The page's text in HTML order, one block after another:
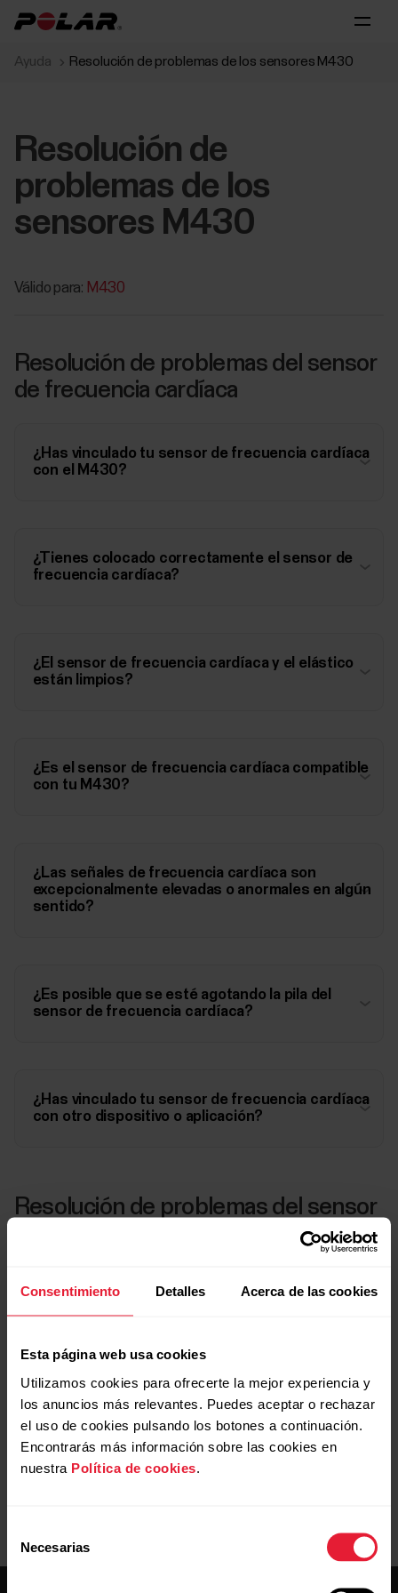
Consentimiento Detalles Acerca de las cookies
Esta página web usa cookies
Utilizamos cookies para ofrecerte la mejor experiencia y
los anuncios más relevantes. Puedes aceptar o rechazar
el uso de cookies pulsando los botones a continuación.
Encontrarás más información sobre las cookies en
nuestra Política de cookies
consentimiento
Necesarias
Ayuda Resolución de problemas de los sensores M430
Resolución de
problemas de los
sensores M430
Válido para: M430
Resolución de problemas del sensor
de frecuencia cardíaca
¿Has vinculado tu sensor de frecuencia cardíaca
con el M430?
¿Tienes colocado correctamente el sensor de
frecuencia cardíaca?
¿El sensor de frecuencia cardíaca y el elástico
están limpios?
¿Es el sensor de frecuencia cardíaca compatible
con tu M430?
¿Las señales de frecuencia cardíaca son
excepcionalmente elevadas o anormales en algún
sentido?
¿Es posible que se esté agotando la pila del
sensor de frecuencia cardíaca?
¿Has vinculado tu sensor de frecuencia cardíaca
con otro dispositivo o aplicación?
Resolución de problemas del sensor
¿Has vinculado tu sensor running con el M430?
¿Está el sensor colocado correctamente en los
cordones de la zapatilla?